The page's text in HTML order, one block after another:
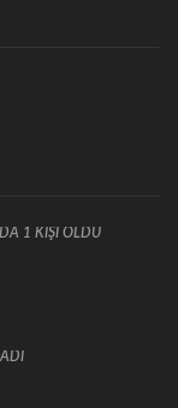
1 KİŞİ ÖLDÜ